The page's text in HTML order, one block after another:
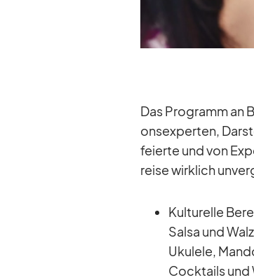
Das Pro­gramm an
ons­exper­ten,
fei­erte und von
reise wirk­lich
Kul­tu­relle
Salsa und
Uku­lele,
Cock­tails und